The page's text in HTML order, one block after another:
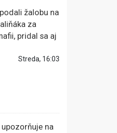
žalobu na
za
pridal sa aj
Streda, 16:03
upozorňuje na